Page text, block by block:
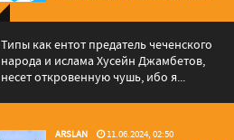
Типы как ентот предатель чеченского
народа и ислама Хусейн Джамбетов,
несет откровенную чушь, ибо я...
ARSLAN 11.06.2024, 02:50